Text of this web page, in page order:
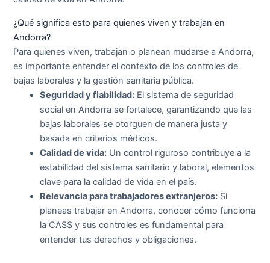
¿Qué significa esto para quienes viven y trabajan en
Andorra?
Para quienes viven, trabajan o planean mudarse a Andorra,
es importante entender el contexto de los controles de
bajas laborales y la gestión sanitaria pública.
Seguridad y fiabilidad: El sistema de seguridad
social en Andorra se fortalece, garantizando que las
bajas laborales se otorguen de manera justa y
basada en criterios médicos.
Calidad de vida: Un control riguroso contribuye a la
estabilidad del sistema sanitario y laboral, elementos
clave para la calidad de vida en el país.
Relevancia para trabajadores extranjeros: Si
planeas trabajar en Andorra, conocer cómo funciona
la CASS y sus controles es fundamental para
entender tus derechos y obligaciones.